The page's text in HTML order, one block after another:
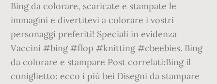
Bing da colorare, scaricate e stampate le
immagini e divertitevi a colorare i vostri
personaggi preferiti! Speciali in evidenza
Vaccini #bing #flop #knitting #cbeebies. Bing
da colorare e stampare Post correlati:Bing il
coniglietto: ecco i più bei Disegni da stampare